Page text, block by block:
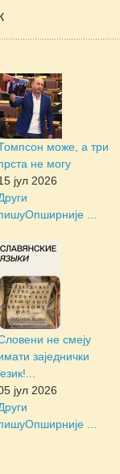
може, а три
не могу
јул 2026
Опширније ...
не смеју
заједнички
јул 2026
Опширније ...